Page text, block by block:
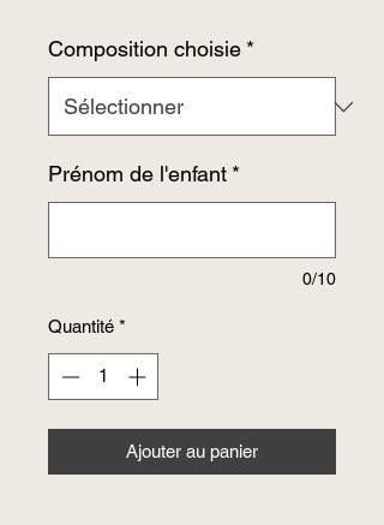
Composition choisie *
Prénom de l'enfant *
0/10
Quantité *
Ajouter au panier